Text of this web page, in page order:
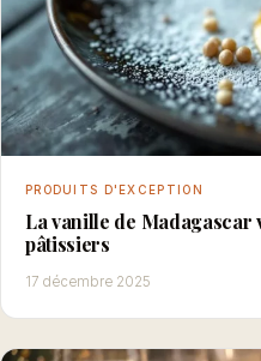
PRODUITS D'EXCEPTION
La vanille de Madagascar
pâtissiers
17 décembre 2025